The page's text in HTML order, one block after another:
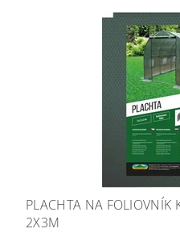
PLACHTA NA FOLIOVNÍK
2X3M